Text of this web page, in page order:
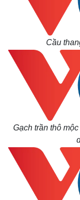
Kinh tế
Bất động sản
Khởi nghiệp
Cầu
Gạch trần thô